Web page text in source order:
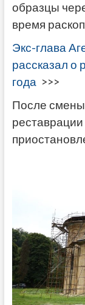
образцы
время
Экс-глава
рассказал о
года >>>
После смены